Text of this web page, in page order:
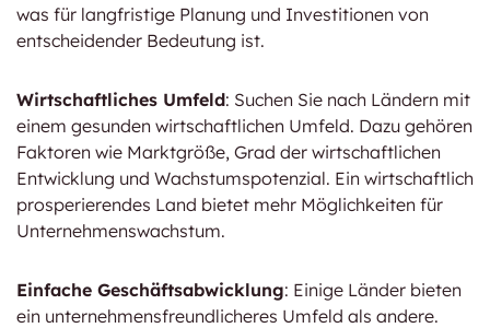
was für langfristige Planung und Investitionen von
entscheidender Bedeutung ist.
Wirtschaftliches Umfeld: Suchen Sie nach Ländern mit
einem gesunden wirtschaftlichen Umfeld. Dazu gehören
Faktoren wie Marktgröße, Grad der wirtschaftlichen
Entwicklung und Wachstumspotenzial. Ein wirtschaftlich
prosperierendes Land bietet mehr Möglichkeiten für
Unternehmenswachstum.
Einfache Geschäftsabwicklung: Einige Länder bieten
ein unternehmensfreundlicheres Umfeld als andere.